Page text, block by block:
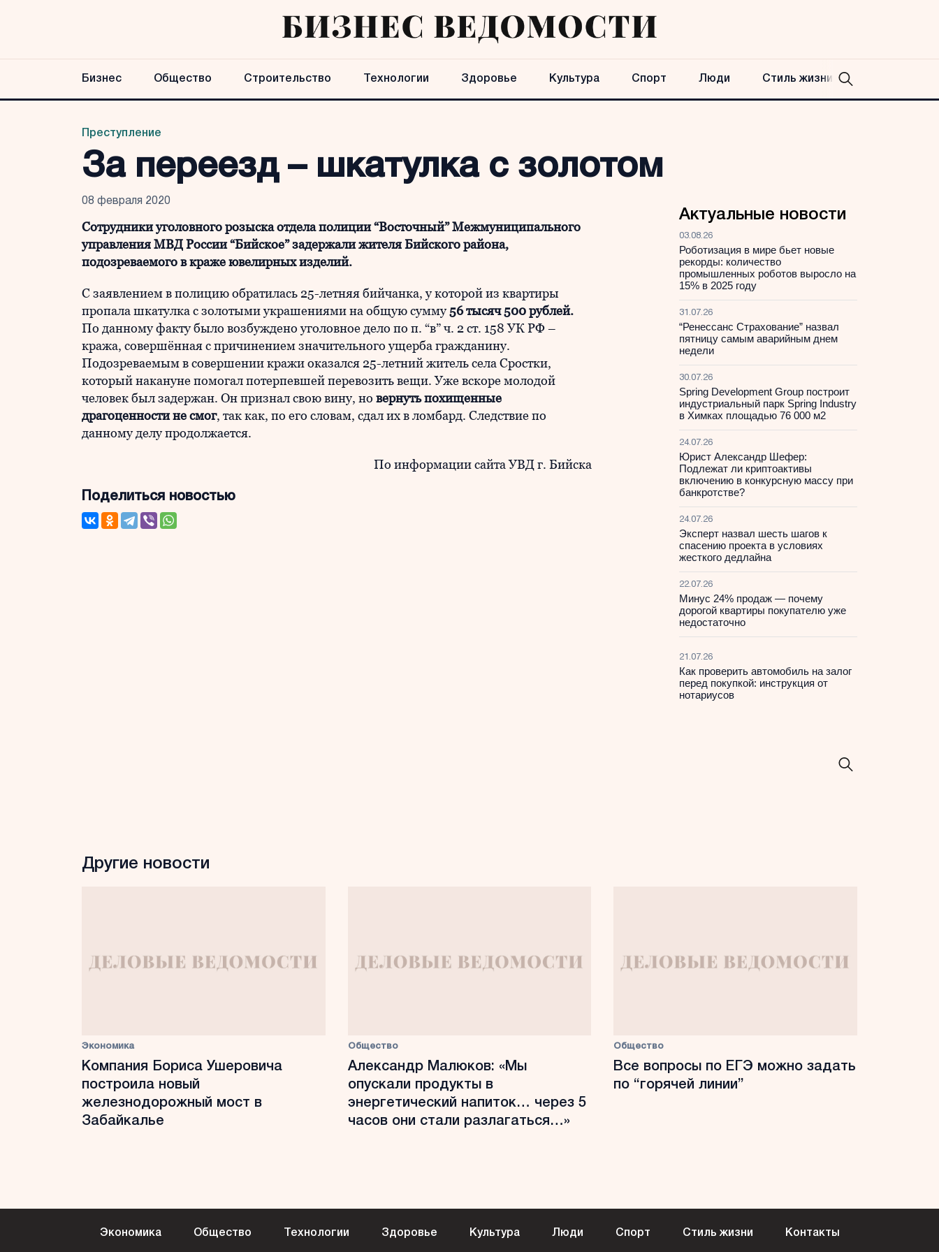
Бизнес Общество Строительство Технологии Здоровье Культура Спорт Люди Стиль жизни
Преступление
За переезд – шкатулка с золотом
08 февраля 2020
Сотрудники уголовного розыска отдела полиции “Восточный” Межмуниципального
управления МВД России “Бийское” задержали жителя Бийского района,
подозреваемого в краже ювелирных изделий.
С заявлением в полицию обратилась 25-летняя бийчанка, у которой из квартиры
пропала шкатулка с золотыми украшениями на общую сумму56 тысяч 500 рублей.
По данному факту было возбуждено уголовное дело по п. “в” ч. 2 ст. 158 УК РФ –
кража, совершённая с причинением значительного ущерба гражданину.
Подозреваемым в совершении кражи оказался 25-летний житель села Сростки,
который накануне помогал потерпевшей перевозить вещи. Уже вскоре молодой
человек был задержан. Он признал свою вину, но вернуть похищенные
драгоценности не смог, так как, по его словам, сдал их в ломбард. Следствие по
данному делу продолжается.
По информации сайта УВД г. Бийска
Поделиться новостью
Актуальные новости
03.08.26
Роботизация в мире бьет новые
рекорды: количество
промышленных роботов выросло на
15% в 2025 году
31.07.26
“Ренессанс Страхование” назвал
пятницу самым аварийным днем
недели
30.07.26
Spring Development Group построит
индустриальный парк Spring Industry
в Химках площадью 76 000 м2
24.07.26
Юрист Александр Шефер:
Подлежат ли криптоактивы
включению в конкурсную массу при
банкротстве?
24.07.26
Эксперт назвал шесть шагов к
спасению проекта в условиях
жесткого дедлайна
22.07.26
Минус 24% продаж — почему
дорогой квартиры покупателю уже
недостаточно
21.07.26
Как проверить автомобиль на залог
перед покупкой: инструкция от
нотариусов
Другие новости
Экономика
Компания Бориса Ушеровича
построила новый
железнодорожный мост в
Забайкалье
Общество
Александр Малюков: «Мы
опускали продукты в
энергетический напиток… через 5
часов они стали разлагаться…»
Общество
Все вопросы по ЕГЭ можно задать
по “горячей линии”
Экономика Общество Технологии Здоровье Культура Люди Спорт Стиль жизни Контакты